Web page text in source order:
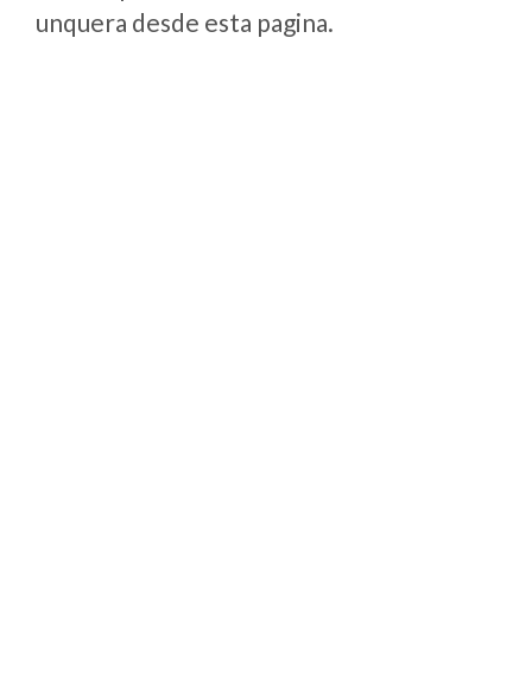
unquera desde esta pagina.